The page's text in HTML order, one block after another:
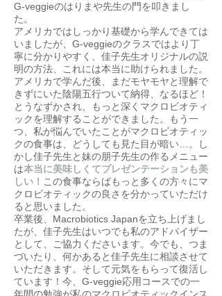
G-veggieのはりまや先生の門を叩きまし
た。
アメリカではしっかり基礎から学んできては
いましたが、G-veggieのクラスではより丁
寧に分かりやすく、佳子先生オリジナルの説
明の方法、これには本当に助けられました。
アメリカで学んだ後、まだモヤモヤと理解で
きずにいた陰陽五行ついて納得、なるほど！
とうなずかされ、もっと深くマクロビオティ
ックを理解することができました。もう一
つ、私が悩んでいたことがマクロビオティッ
クの食事は、どうしても見た目が暗い…。し
かし佳子先生と妹の朋子先生の作るメニュー
は本当に美味しくてプレゼンテーションも美
しい！ この食事ならばもっと多くの方々にマ
クロビオティックの良さを分かっていただけ
ると思いました。
卒業後、Macrobiotics Japanを立ち上げまし
たが、佳子先生はいつでも私のアドバイザー
として、ご協力くださいます。今でも、つま
づいたり、何かあると佳子先生に相談させて
いただきます。そして元気をもらって復活し
ています！今、G-veggie応用コースでの一